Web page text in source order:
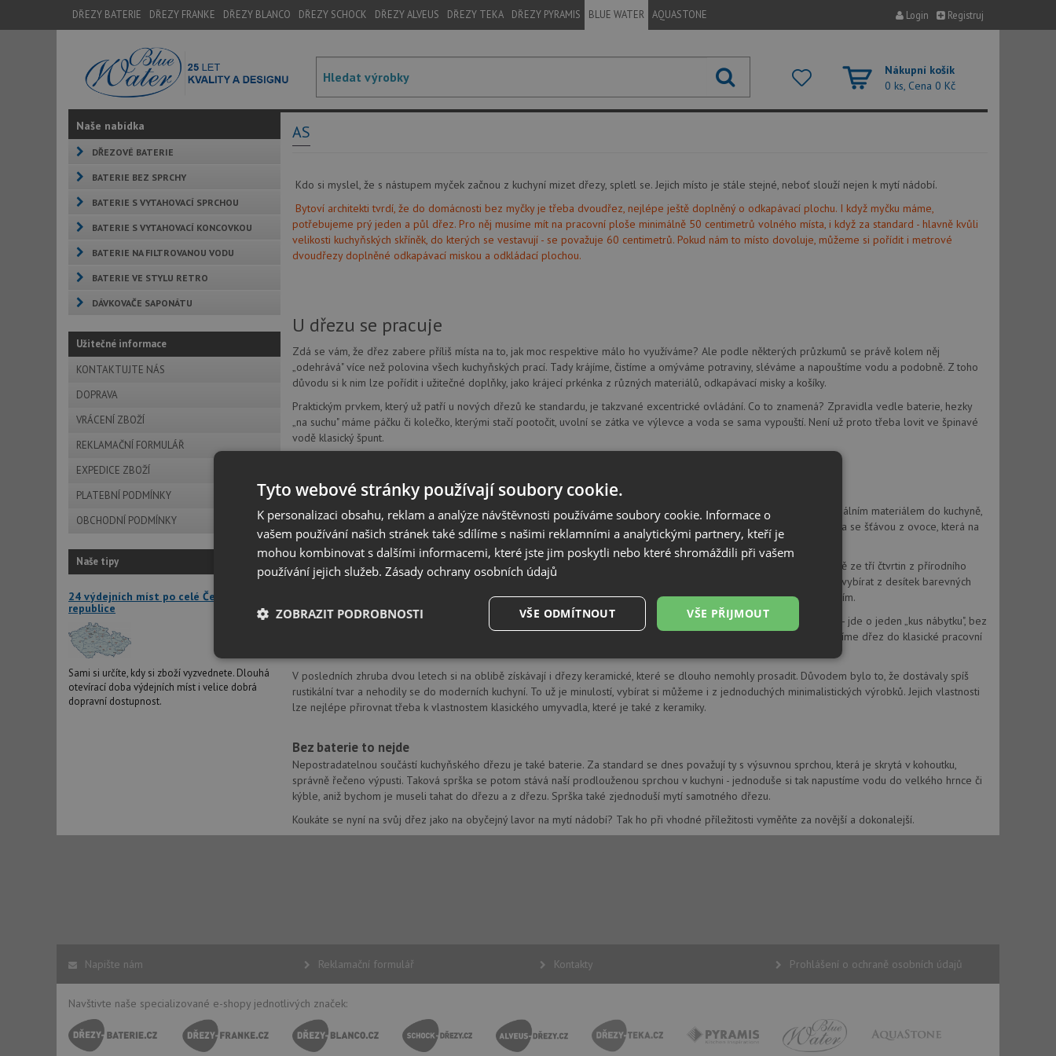
DŘEZY BATERIE DŘEZY FRANKE DŘEZY BLANCO DŘEZY SCHOCK DŘEZY ALVEUS DŘEZY TEKA DŘEZY PYRAMIS BLUE WATER AQUASTONE Login Registruj
Nákupní košík
0 ks, Cena 0 Kč
Naše nabídka
DŘEZOVÉ BATERIE
BATERIE BEZ SPRCHY
BATERIE S VYTAHOVACÍ SPRCHOU
BATERIE S VYTAHOVACÍ KONCOVKOU
BATERIE NA FILTROVANOU VODU
BATERIE VE STYLU RETRO
DÁVKOVAČE SAPONÁTU
Užitečné informace
KONTAKTUJTE NÁS
DOPRAVA
VRÁCENÍ ZBOŽÍ
REKLAMAČNÍ FORMULÁŘ
EXPEDICE ZBOŽÍ
PLATEBNÍ PODMÍNKY
OBCHODNÍ PODMÍNKY
Naše tipy
24 výdejních míst po celé České
republice
Sami si určíte, kdy si zboží vyzvednete. Dlouhá
otevírací doba výdejních míst i velice dobrá
dopravní dostupnost.
AS
Kdo si myslel, že s nástupem myček začnou z kuchyní mizet dřezy, spletl se. Jejich místo je stále stejné, neboť slouží nejen k mytí nádobí.
Bytoví architekti tvrdí, že do domácnosti bez myčky je třeba dvoudřez, nejlépe ještě doplněný o odkapávací plochu. I když myčku máme,
potřebujeme prý jeden a půl dřez. Pro něj musíme mít na pracovní ploše minimálně 50 centimetrů volného místa, i když za standard - hlavně kvůli
velikosti kuchyňských skříněk, do kterých se vestavují - se považuje 60 centimetrů. Pokud nám to místo dovoluje, můžeme si pořídit i metrové
dvoudřezy doplněné odkapávací miskou a odkládací plochou.
U dřezu se pracuje
Zdá se vám, že dřez zabere příliš místa na to, jak moc respektive málo ho využíváme? Ale podle některých průzkumů se právě kolem něj
„odehrává" více než polovina všech kuchyňských prací. Tady krájíme, čistíme a omýváme potraviny, sléváme a napouštíme vodu a podobně. Z toho
důvodu si k nim lze pořídit i užitečné doplňky, jako krájecí prkénka z různých materiálů, odkapávací misky a košíky.
Praktickým prvkem, který už patří u nových dřezů ke standardu, je takzvané excentrické ovládání. Co to znamená? Zpravidla vedle baterie, hezky
„na suchu" máme páčku či kolečko, kterými stačí pootočit, uvolní se zátka ve výlevce a voda se sama vypouští. Není už proto třeba lovit ve špinavé
vodě klasický špunt.
Pokud si vybereme tu správnou velikost dřezu, čeká nás ještě rozhodnutí číslo dvě: z jakého materiálu má být?
K nejžádanějším stále patří dřezy nerezové. Ty kvalitní by měly mít tloušťku stěn minimálně 0,7 milimetru. Nerez je ideálním materiálem do kuchyně,
neboť dobře odolává jak mechanickému poškození, tedy hlavně poškrábání, tak i vysokým teplotám. A poradí si i třeba se šťávou z ovoce, která na
jiných materiálech zanechává barevné fleky.
Kdo má dost lesklého kovu, může sáhnout po dřezech z umělého kamene, přesněji materiálu, který se skládá přibližně ze tří čtvrtin z přírodního
kamene, nejčastěji žuly či křemene, 15 procent tvoří pryskyřice a zbytek jsou keramická barviva, díky nimž si můžeme vybírat z desítek barevných
odstínů. Také tyto dřezy výborně odolávají poškrábání a jinému mechanickému poškození, vysoké teplotě a chemikáliím.
Oproti nerezu se tento materiál také výborně opracovává. Firmy proto dokážou vyrobit i dřez včetně pracovní desky - jde o jeden „kus nábytku", bez
spár. Díky tomu se nejen jednoduše čistí, ale také nám nikudy nemůže zatékat, jak se to někdy stane, když špatně osadíme dřez do klasické pracovní
V posledních zhruba dvou letech si na oblibě získávají i dřezy keramické, které se dlouho nemohly prosadit. Důvodem bylo to, že dostávaly spíš
rustikální tvar a nehodily se do moderních kuchyní. To už je minulostí, vybírat si můžeme i z jednoduchých minimalistických výrobků. Jejich vlastnosti
lze nejlépe přirovnat třeba k vlastnostem klasického umyvadla, které je také z keramiky.
Bez baterie to nejde
Nepostradatelnou součástí kuchyňského dřezu je také baterie. Za standard se dnes považují ty s výsuvnou sprchou, která je skrytá v kohoutku,
správně řečeno výpusti. Taková sprška se potom stává naší prodlouženou sprchou v kuchyni - jednoduše si tak napustíme vodu do velkého hrnce či
kýble, aniž bychom je museli tahat do dřezu a z dřezu. Sprška také zjednoduší mytí samotného dřezu.
Koukáte se nyní na svůj dřez jako na obyčejný lavor na mytí nádobí? Tak ho při vhodné příležitosti vyměňte za novější a dokonalejší.
Napište nám Reklamační formulář Kontakty Prohlášení o ochraně osobních údajů
Navštivte naše specializované e-shopy jednotlivých značek:
Tyto webové stránky používají soubory cookie.
K personalizaci obsahu, reklam a analýze návštěvnosti používáme soubory cookie. Informace o
vašem používání našich stránek také sdílíme s našimi reklamními a analytickými partnery, kteří je
mohou kombinovat s dalšími informacemi, které jste jim poskytli nebo které shromáždili při vašem
používání jejich služeb. Zásady ochrany osobních údajů
VŠE PŘIJMOUT
VŠE ODMÍTNOUT
ZOBRAZIT PODROBNOSTI
Nezbytně nutné
soubory
Výkonové
soubory
Soubory cílení Funkční soubory
Nezařazené
soubory
Nezbytně nutné soubory Výkonové soubory Soubory cílení Funkční soubory Nezařazené soubory
stránky nelze bez nezbytně nutných souborů cookie správně používat.
názvem AWSALBCORS (ALB).
CookieScriptConsent
CookieScript
5 měsíců
Tento soubor cookie používá služba Cookie-Script.com k
fungoval správně.
AUTORIZACE
www.blue-water.cz
Zavřením
prohlížeče